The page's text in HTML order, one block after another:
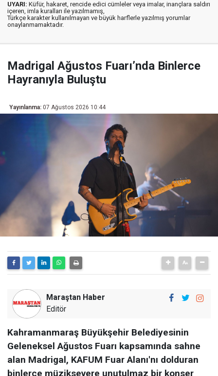
UYARI: Küfür, hakaret, rencide edici cümleler veya imalar, inançlara saldırı
içeren, imla kuralları ile yazılmamış,
Türkçe karakter kullanılmayan ve büyük harflerle yazılmış yorumlar
onaylanmamaktadır.
Madrigal Ağustos Fuarı’nda Binlerce
Hayranıyla Buluştu
Yayınlanma: 07 Ağustos 2026 10:44
Maraştan Haber
Editör
Kahramanmaraş Büyükşehir Belediyesinin
Geleneksel Ağustos Fuarı kapsamında sahne
alan Madrigal, KAFUM Fuar Alanı'nı dolduran
binlerce müziksevere unutulmaz bir konser